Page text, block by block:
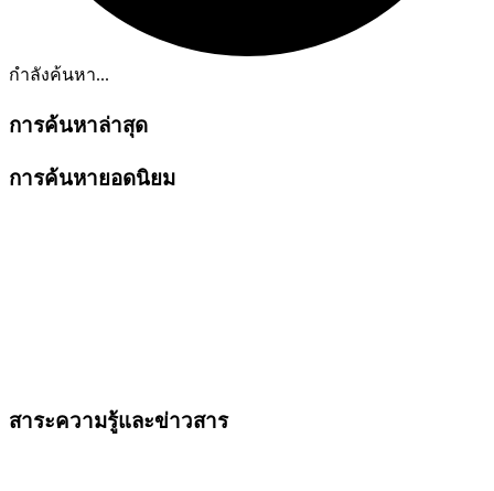
กำลังค้นหา...
การค้นหาล่าสุด
การค้นหายอดนิยม
สาระความรู้และข่าวสาร